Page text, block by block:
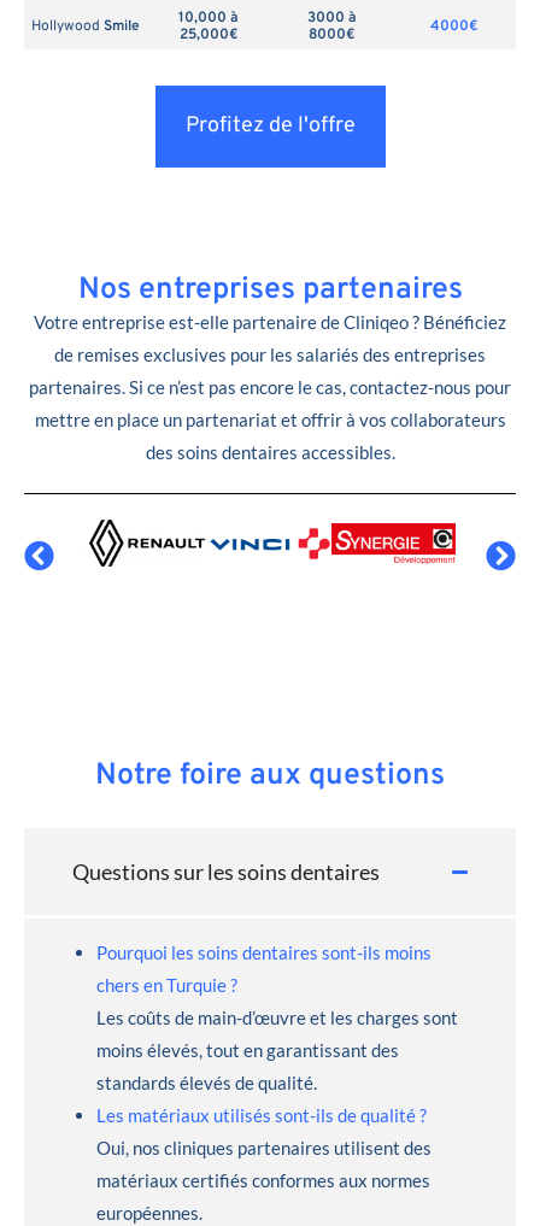
Hollywood Smile
10,000 à
25,000€
3000 à
8000€
4000€
Profitez de l'offre
Nos entreprises partenaires
Votre entreprise est-elle partenaire de Cliniqeo ? Bénéficiez
de remises exclusives pour les salariés des entreprises
partenaires. Si ce n’est pas encore le cas, contactez-nous pour
mettre en place un partenariat et offrir à vos collaborateurs
des soins dentaires accessibles.
Notre foire aux questions
Questions sur les soins dentaires
Pourquoi les soins dentaires sont-ils moins
chers en Turquie ?
Les coûts de main-d’œuvre et les charges sont
moins élevés, tout en garantissant des
standards élevés de qualité.
Les matériaux utilisés sont-ils de qualité ?
Oui, nos cliniques partenaires utilisent des
matériaux certifiés conformes aux normes
européennes.